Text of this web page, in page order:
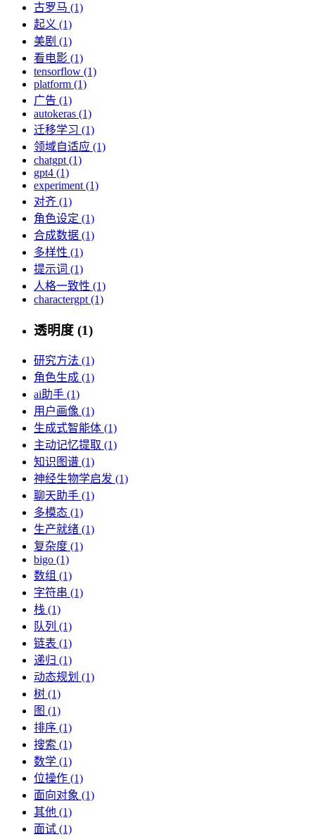
古罗马 (1)
起义 (1)
美剧 (1)
看电影 (1)
tensorflow (1)
platform (1)
广告 (1)
autokeras (1)
迁移学习 (1)
领域自适应 (1)
chatgpt (1)
gpt4 (1)
experiment (1)
对齐 (1)
角色设定 (1)
合成数据 (1)
多样性 (1)
提示词 (1)
人格一致性 (1)
charactergpt (1)
透明度 (1)
研究方法 (1)
角色生成 (1)
ai助手 (1)
用户画像 (1)
生成式智能体 (1)
主动记忆提取 (1)
知识图谱 (1)
神经生物学启发 (1)
聊天助手 (1)
多模态 (1)
生产就绪 (1)
复杂度 (1)
bigo (1)
数组 (1)
字符串 (1)
栈 (1)
队列 (1)
链表 (1)
递归 (1)
动态规划 (1)
树 (1)
图 (1)
排序 (1)
搜索 (1)
数学 (1)
位操作 (1)
面向对象 (1)
其他 (1)
面试 (1)